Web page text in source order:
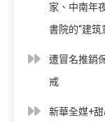
家、中南年
書院的“建筑
遭冒名推銷
戒
新華全媒+